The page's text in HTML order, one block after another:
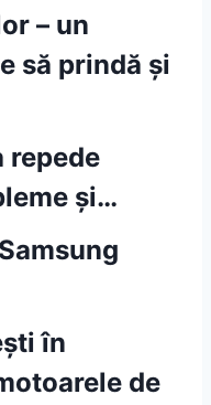
– un
să prindă și
repede
și…
în
de